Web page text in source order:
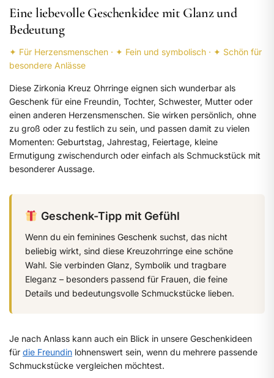
Eine liebevolle Geschenkidee mit Glanz und
Bedeutung
✦ Für Herzensmenschen · ✦ Fein und symbolisch · ✦ Schön für
besondere Anlässe
Diese Zirkonia Kreuz Ohrringe eignen sich wunderbar als
Geschenk für eine Freundin, Tochter, Schwester, Mutter oder
einen anderen Herzensmenschen. Sie wirken persönlich, ohne
zu groß oder zu festlich zu sein, und passen damit zu vielen
Momenten: Geburtstag, Jahrestag, Feiertage, kleine
Ermutigung zwischendurch oder einfach als Schmuckstück mit
besonderer Aussage.
Geschenk-Tipp mit Gefühl
Wenn du ein feminines Geschenk suchst, das nicht
beliebig wirkt, sind diese Kreuzohrringe eine schöne
Wahl. Sie verbinden Glanz, Symbolik und tragbare
Eleganz – besonders passend für Frauen, die feine
Details und bedeutungsvolle Schmuckstücke lieben.
Je nach Anlass kann auch ein Blick in unsere Geschenkideen
für die Freundin lohnenswert sein, wenn du mehrere passende
Schmuckstücke vergleichen möchtest.